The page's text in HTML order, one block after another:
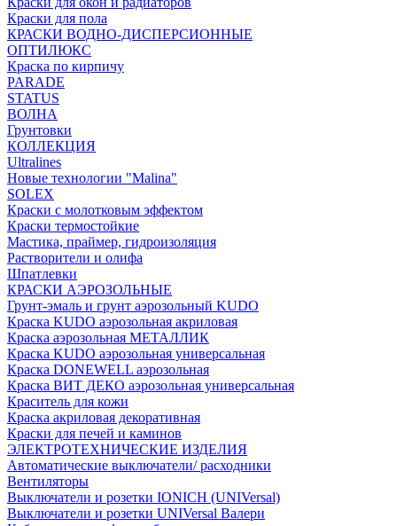
Краски для пола
КРАСКИ ВОДНО-ДИСПЕРСИОННЫЕ
ОПТИЛЮКС
Краска по кирпичу
PARADE
STATUS
ВОЛНА
Грунтовки
КОЛЛЕКЦИЯ
Ultralines
Новые технологии "Malina"
SOLEX
Краски с молотковым эффектом
Краски термостойкие
Мастика, праймер, гидроизоляция
Растворители и олифа
Шпатлевки
КРАСКИ АЭРОЗОЛЬНЫЕ
Грунт-эмаль и грунт аэрозольный KUDO
Краска KUDO аэрозольная акриловая
Краска аэрозольная МЕТАЛЛИК
Краска KUDO аэрозольная универсальная
Краска DONEWELL аэрозольная
Краска ВИТ ДЕКО аэрозольная универсальная
Краситель для кожи
Краска акриловая декоративная
Краски для печей и каминов
ЭЛЕКТРОТЕХНИЧЕСКИЕ ИЗДЕЛИЯ
Автоматические выключатели/ расходники
Вентиляторы
Выключатели и розетки IONICH (UNIVersal)
Выключатели и розетки UNIVersal Валери